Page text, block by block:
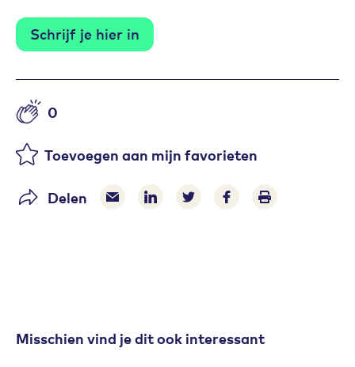
Schrijf je hier in
Aantal likes
0
Toevoegen aan mijn favorieten
Delen Delen via e-mail
Delen via LinkedIn
Deel op Twitter
Deel op Facebook
Print pagina
Misschien vind je dit ook interessant